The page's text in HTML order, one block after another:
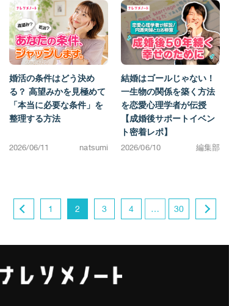
婚活の条件はどう決め
る？ 高望みかを見極めて
「本当に必要な条件」を
整理する方法
2026/06/11 natsumi
結婚はゴールじゃない！
一生物の関係を築く方法
を恋愛心理学者が伝授
【成婚後サポートイベン
ト密着レポ】
2026/06/10 編集部
1 2 3 4 … 30